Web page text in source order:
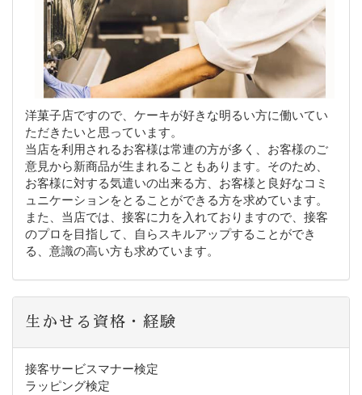
洋菓子店ですので、ケーキが好きな明るい方に働いてい
ただきたいと思っています。
当店を利用されるお客様は常連の方が多く、お客様のご
意見から新商品が生まれることもあります。そのため、
お客様に対する気遣いの出来る方、お客様と良好なコミ
ュニケーションをとることができる方を求めています。
また、当店では、接客に力を入れておりますので、接客
のプロを目指して、自らスキルアップすることができ
る、意識の高い方も求めています。
生かせる資格・経験
接客サービスマナー検定
ラッピング検定